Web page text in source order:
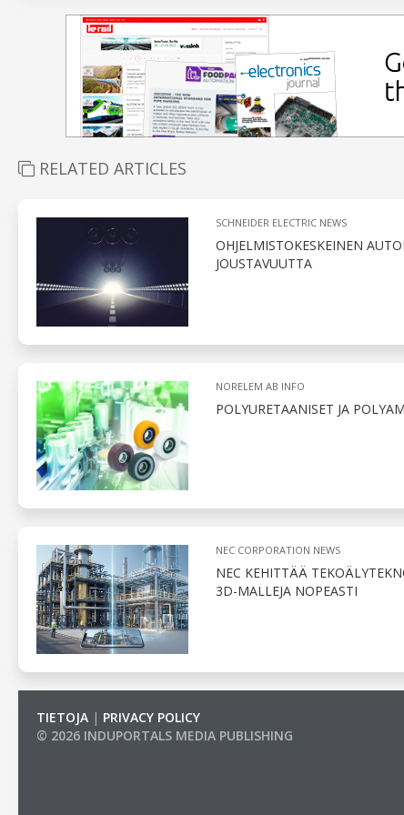
RELATED ARTICLES
SCHNEIDER ELECTRIC NEWS
OHJELMISTOKESKEINEN
JOUSTAVUUTTA
NORELEM AB INFO
POLYURETAANISET JA
NEC CORPORATION NEWS
NEC KEHITTÄÄ
3D-MALLEJA NOPEASTI
TIETOJA | PRIVACY POLICY
© 2026 INDUPORTALS MEDIA PUBLISHING